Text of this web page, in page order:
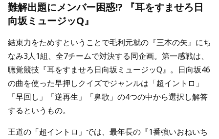
難解出題にメンバー困惑!? 『耳をすませろ日
向坂ミュージッQ』
結束力をためすということで毛利元就の『三本の矢』にち
なみ3人1組、全7チームで対決する同企画。第一感戦は、
聴覚競技『耳をすませろ日向坂ミュージッQ』。日向坂46
の曲を使った早押しクイズでジャンルは「超イントロ」
「早回し」「逆再生」「鼻歌」の4つの中から選択し解答
するというもの。
王道の「超イントロ」では、最年長の『1番強いおねいち